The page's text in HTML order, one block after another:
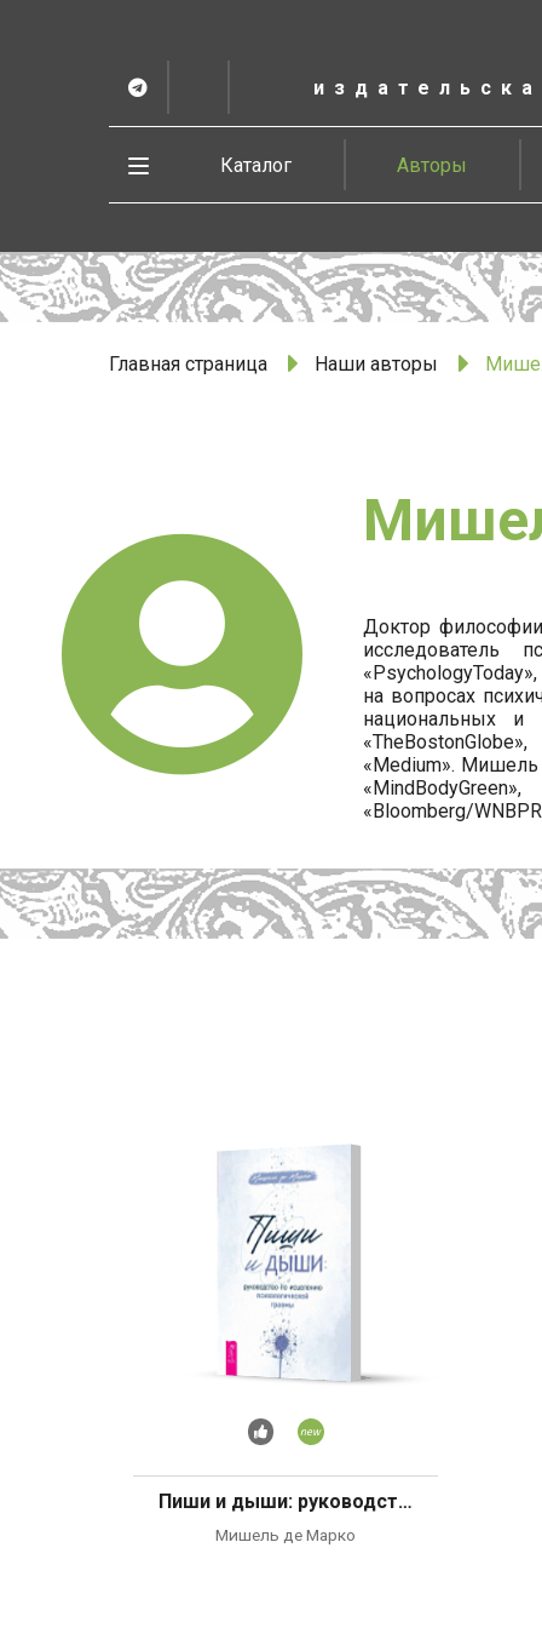
содержанию
Telegram
Vesbook
Каталог Авторы
Развернуть
Главная страница Наши авторы
Доктор
исследователь
на вопросах
национальных и
«Medium». Мишель
«Bloomberg/
Рекомендуем
Новинка
Пиши и дыши: руководство по исцелению психологической травмы
Мишель де Марко